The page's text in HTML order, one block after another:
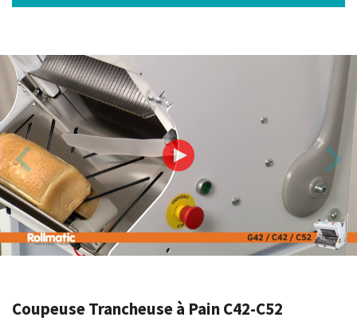
Coupeuse Trancheuse à Pain C42-C52